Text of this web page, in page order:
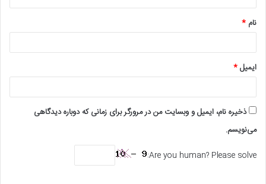
*
نام *
ایمیل*
ذخیره نام، ایمیل و وبسایت من در مرورگر برای زمانی که دوباره دیدگاهی
می‌نویسم.
Are you human? Please solve: